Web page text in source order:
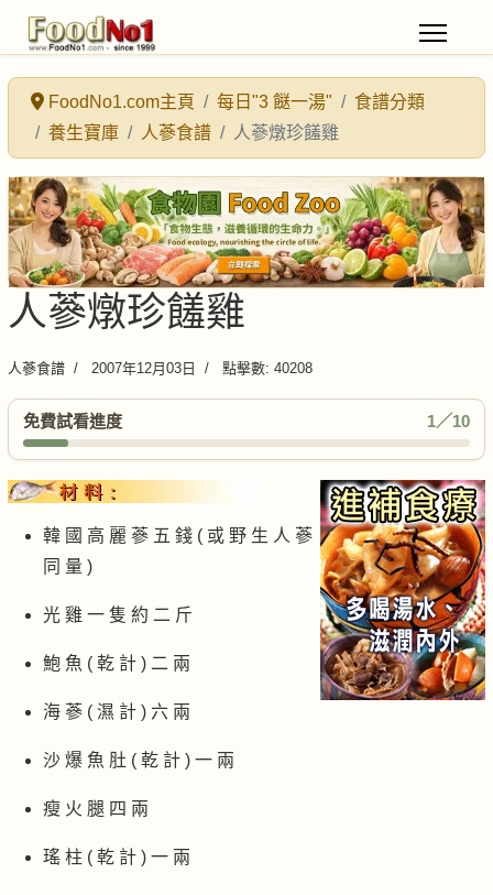
FoodNo1.com主頁 每日"3 餸一湯"
食譜分類
養生寶庫
人蔘食譜 人蔘燉珍饈雞
人蔘燉珍饈雞
人蔘食譜 2007年12月03日 點擊數: 40208
免費試看進度 1／10
韓 國 高 麗 蔘 五 錢 ( 或 野 生 人 蔘
同 量 )
光 雞 一 隻 約 二 斤
鮑 魚 ( 乾 計 ) 二 兩
海 蔘 ( 濕 計 ) 六 兩
沙 爆 魚 肚 ( 乾 計 ) 一 兩
瘦 火 腿 四 兩
瑤 柱 ( 乾 計 ) 一 兩